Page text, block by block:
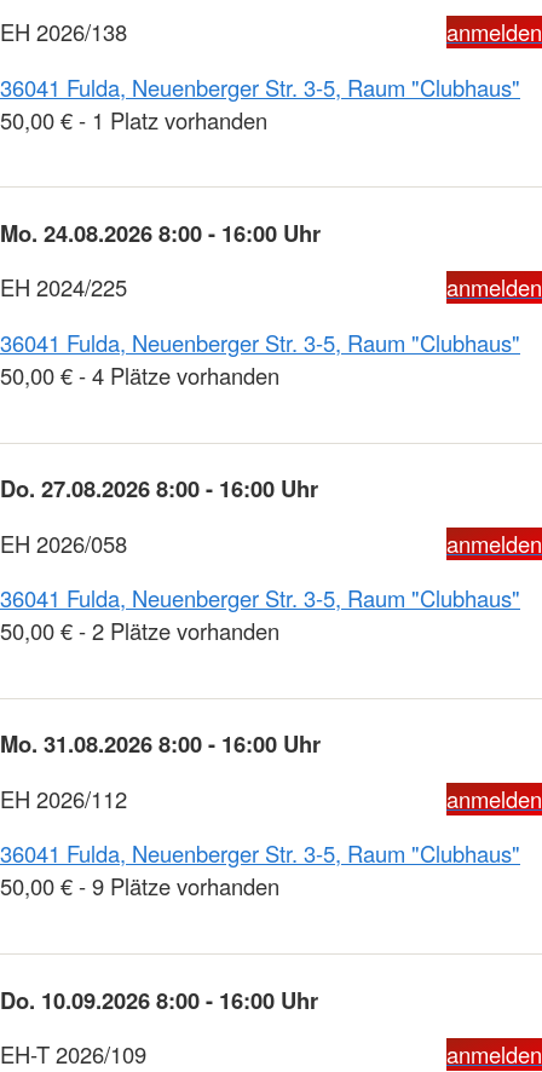
EH 2026/138
anmelden
36041 Fulda, Neuenberger Str. 3-5, Raum "Clubhaus"
50,00 € - 1 Platz vorhanden
Mo. 24.08.2026 8:00 - 16:00 Uhr
EH 2024/225
anmelden
36041 Fulda, Neuenberger Str. 3-5, Raum "Clubhaus"
50,00 € - 4 Plätze vorhanden
Do. 27.08.2026 8:00 - 16:00 Uhr
EH 2026/058
anmelden
36041 Fulda, Neuenberger Str. 3-5, Raum "Clubhaus"
50,00 € - 2 Plätze vorhanden
Mo. 31.08.2026 8:00 - 16:00 Uhr
EH 2026/112
anmelden
36041 Fulda, Neuenberger Str. 3-5, Raum "Clubhaus"
50,00 € - 9 Plätze vorhanden
Do. 10.09.2026 8:00 - 16:00 Uhr
EH-T 2026/109
anmelden